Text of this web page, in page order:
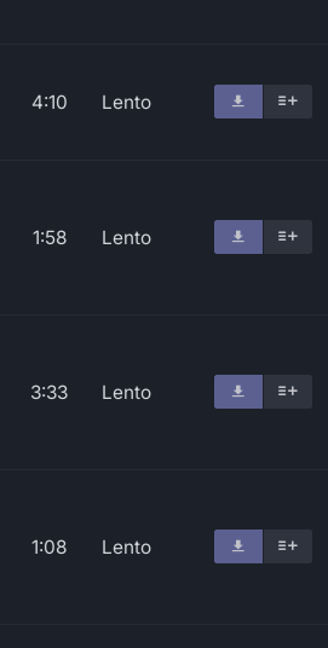
4:10 Lento
1:58 Lento
3:33 Lento
1:08 Lento